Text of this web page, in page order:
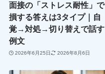
面接の「ストレス耐性」で
損する答えは3タイプ｜自
覚→対処→切り替えで話す
例文
2026年6月25日 2026年8月6日